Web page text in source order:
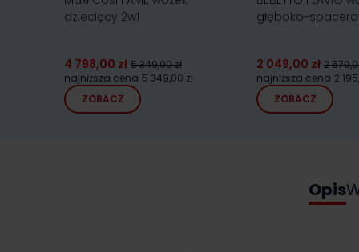
dziecięcy 2w1
4 798,00 zł 5 349,00 zł
najniższa cena 5 349,00 zł
ZOBACZ
głęboko-
2 049,00 zł 2
najniższa cena 2
ZOBACZ
Opis